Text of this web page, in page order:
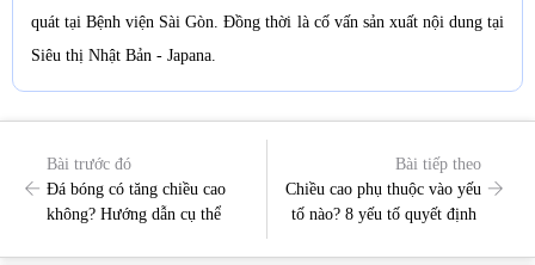
quát tại Bệnh viện Sài Gòn. Đồng thời là cố vấn sản xuất nội dung tại
Siêu thị Nhật Bản - Japana.
Bài trước đó
Đá bóng có tăng chiều cao
không? Hướng dẫn cụ thể
Bài tiếp theo
Chiều cao phụ thuộc vào yếu
tố nào? 8 yếu tố quyết định